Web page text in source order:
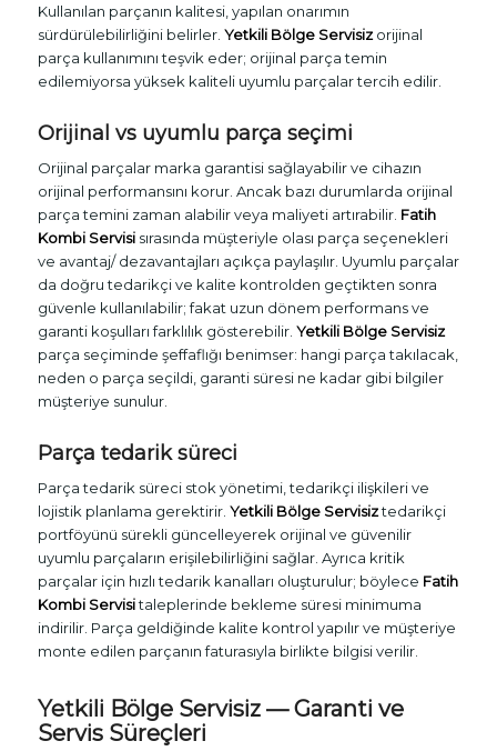
Kullanılan parçanın kalitesi, yapılan onarımın
sürdürülebilirliğini belirler. Yetkili Bölge Servisizorijinal
parça kullanımını teşvik eder; orijinal parça temin
edilemiyorsa yüksek kaliteli uyumlu parçalar tercih edilir.
Orijinal vs uyumlu parça seçimi
Orijinal parçalar marka garantisi sağlayabilir ve cihazın
orijinal performansını korur. Ancak bazı durumlarda orijinal
parça temini zaman alabilir veya maliyeti artırabilir. Fatih
Kombi Servisisırasında müşteriyle olası parça seçenekleri
ve avantaj/ dezavantajları açıkça paylaşılır. Uyumlu parçalar
da doğru tedarikçi ve kalite kontrolden geçtikten sonra
güvenle kullanılabilir; fakat uzun dönem performans ve
garanti koşulları farklılık gösterebilir. Yetkili Bölge Servisiz
parça seçiminde şeffaflığı benimser: hangi parça takılacak,
neden o parça seçildi, garanti süresi ne kadar gibi bilgiler
müşteriye sunulur.
Parça tedarik süreci
Parça tedarik süreci stok yönetimi, tedarikçi ilişkileri ve
lojistik planlama gerektirir. Yetkili Bölge Servisiztedarikçi
portföyünü sürekli güncelleyerek orijinal ve güvenilir
uyumlu parçaların erişilebilirliğini sağlar. Ayrıca kritik
parçalar için hızlı tedarik kanalları oluşturulur; böylece Fatih
Kombi Servisitaleplerinde bekleme süresi minimuma
indirilir. Parça geldiğinde kalite kontrol yapılır ve müşteriye
monte edilen parçanın faturasıyla birlikte bilgisi verilir.
Yetkili Bölge Servisiz— Garanti ve
Servis Süreçleri